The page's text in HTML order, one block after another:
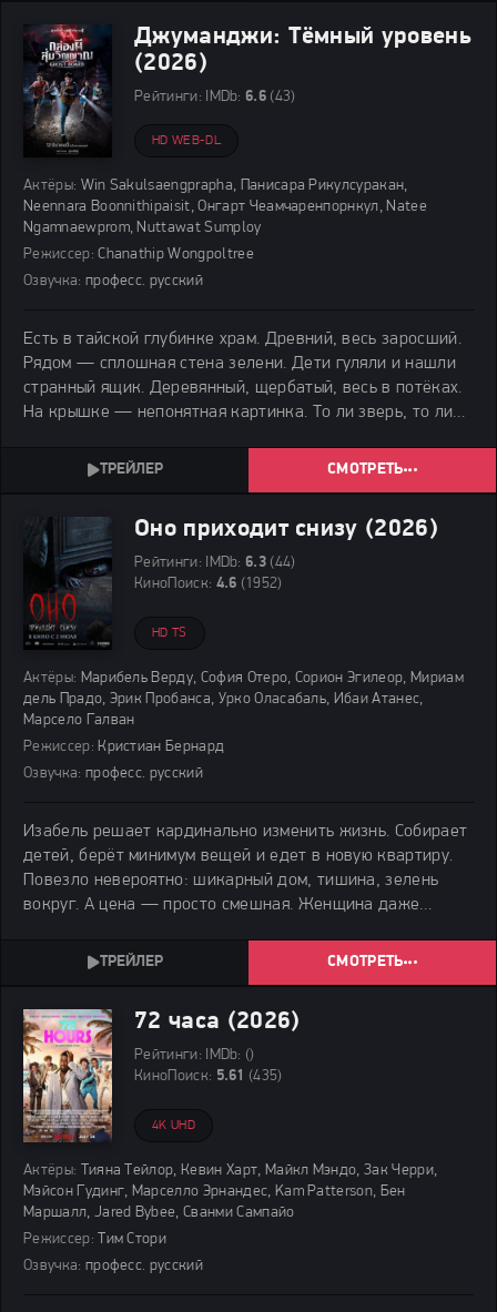
Джуманджи: Тёмный уровень
(2026)
Рейтинги: IMDb:6.6 (43)
HD WEB-DL
Актёры: Win Sakulsaengprapha, Панисара Рикулсуракан,
Neennara Boonnithipaisit, Онгарт Чеамчаренпорнкул, Natee
Ngamnaewprom, Nuttawat Sumploy
Режиссер: Chanathip Wongpoltree
Озвучка: професс. русский
Есть в тайской глубинке храм. Древний, весь заросший.
Рядом — сплошная стена зелени. Дети гуляли и нашли
странный ящик. Деревянный, щербатый, весь в потёках.
На крышке — непонятная картинка. То ли зверь, то ли
Тайна покрытая мраком.
СМОТРЕТЬ
Оно приходит снизу (2026)
Рейтинги: IMDb:6.3 (44)
КиноПоиск: 4.6 (1952)
HD TS
Актёры: Марибель Верду, София Отеро, Сорион Эгилеор, Мириам
дель Прадо, Эрик Пробанса, Урко Оласабаль, Ибаи Атанес,
Марсело Галван
Режиссер: Кристиан Бернард
Озвучка: професс. русский
Изабель решает кардинально изменить жизнь. Собирает
детей, берёт минимум вещей и едет в новую квартиру.
Повезло невероятно: шикарный дом, тишина, зелень
вокруг. А цена — просто смешная. Женщина даже
счастлива, дети тоже. Начинается обустройство.
СМОТРЕТЬ
72 часа (2026)
Рейтинги: IMDb: ()
КиноПоиск: 5.61 (435)
4K UHD
Актёры: Тияна Тейлор, Кевин Харт, Майкл Мэндо, Зак Черри,
Мэйсон Гудинг, Марселло Эрнандес, Kam Patterson, Бен
Маршалл, Jared Bybee, Сванми Сампайо
Режиссер: Тим Стори
Озвучка: професс. русский